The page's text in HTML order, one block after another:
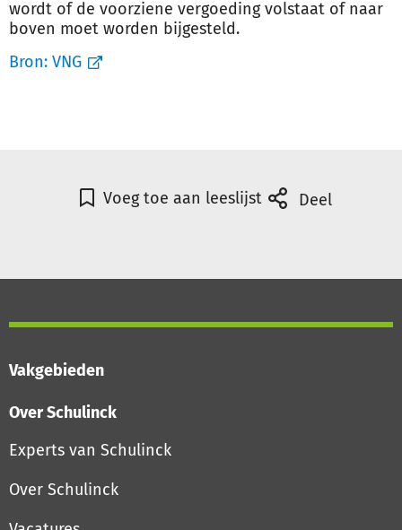
wordt of de voorziene vergoeding volstaat of naar
boven moet worden bijgesteld.
Bron: VNG
Voeg toe aan leeslijst Deel
Vakgebieden
Over Schulinck
Experts van Schulinck
Over Schulinck